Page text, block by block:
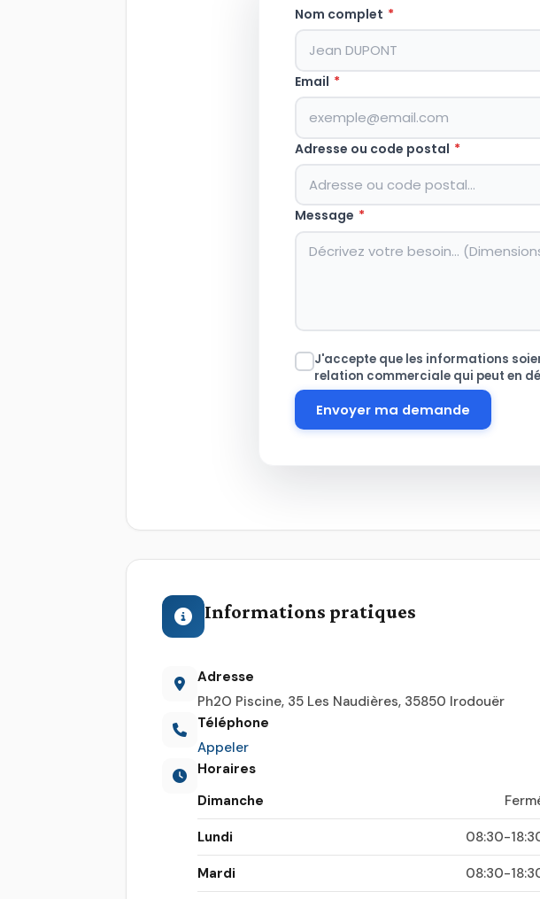
Nom complet *
Email *
Adresse ou code postal *
Message *
J'accepte que les informations
relation commerciale qui peut en
Envoyer ma demande
Informations pratiques
Adresse
Ph2O Piscine, 35 Les Naudières, 35850 Irodouër
Téléphone
Appeler
Horaires
Dimanche
Lundi 08:30-
Mardi 08:30-